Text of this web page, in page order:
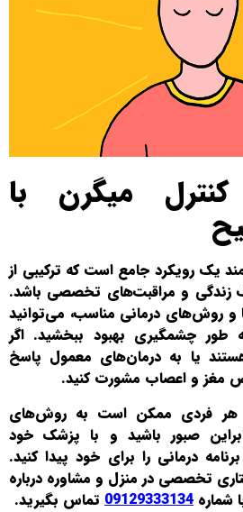
کنترل میگرن با
یک رویکرد جامع است که ترکیبی از
زندگی و مراقبت‌های تخصصی باشد.
و روش‌های درمانی مناسب، می‌توانید
طور چشمگیری بهبود ببخشید. اگر
یا به درمان‌های معمول پاسخ
مغز و اعصاب مشورت کنید.
هر فردی ممکن است به روش‌های
صبور باشید و با پزشک خود
درمانی را برای خود پیدا کنید.
تخصصی در منزل و مشاوره درباره
شماره 09129333134 تماس بگیرید.